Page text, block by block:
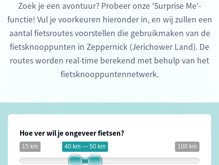
Zoek je een avontuur? Probeer onze 'Surprise Me'-
functie! Vul je voorkeuren hieronder in, en wij zullen een
aantal fietsroutes voorstellen die gebruikmaken van de
fietsknooppunten in Zeppernick (Jerichower Land). De
routes worden real-time berekend met behulp van het
fietsknooppuntennetwerk.
Hoe ver wil je ongeveer fietsen?
15 km 100 km
40 km — 50 km